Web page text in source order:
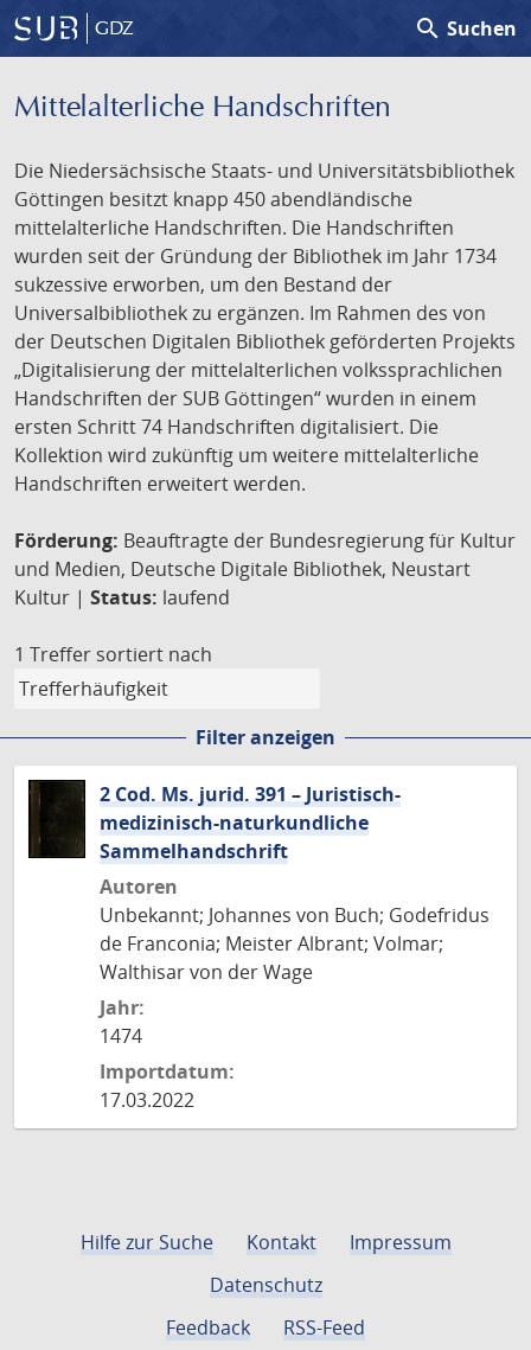
GDZ search Suchen
Mittelalterliche Handschriften
Die Niedersächsische Staats- und Universitätsbibliothek
Göttingen besitzt knapp 450 abendländische
mittelalterliche Handschriften. Die Handschriften
wurden seit der Gründung der Bibliothek im Jahr 1734
sukzessive erworben, um den Bestand der
Universalbibliothek zu ergänzen. Im Rahmen des von
der Deutschen Digitalen Bibliothek geförderten Projekts
„Digitalisierung der mittelalterlichen volkssprachlichen
Handschriften der SUB Göttingen“ wurden in einem
ersten Schritt 74 Handschriften digitalisiert. Die
Kollektion wird zukünftig um weitere mittelalterliche
Handschriften erweitert werden.
Förderung: Beauftragte der Bundesregierung für Kultur
und Medien, Deutsche Digitale Bibliothek, Neustart
Kultur | Status: laufend
1 Treffer sortiert nach
Filter anzeigen
2 Cod. Ms. jurid. 391 – Juristisch-
medizinisch-naturkundliche
Sammelhandschrift
Autoren
Unbekannt; Johannes von Buch; Godefridus
de Franconia; Meister Albrant; Volmar;
Walthisar von der Wage
Jahr:
1474
Importdatum:
17.03.2022
Hilfe zur Suche Kontakt
Impressum
Datenschutz
Feedback
RSS-Feed